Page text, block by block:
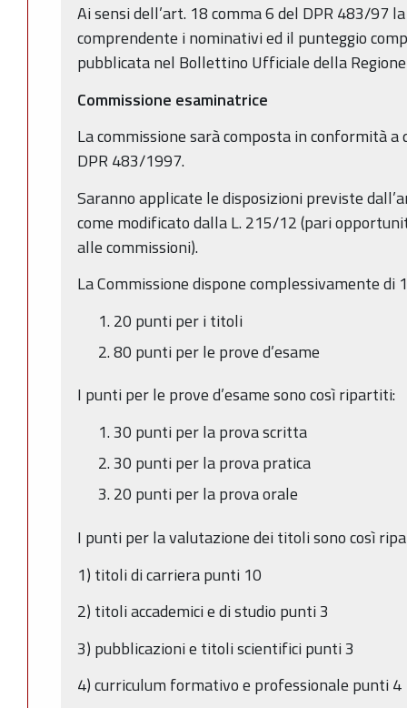
Ai sensi dell’art. 18 comma 6 del DPR 483/97
comprendente i nominativi ed il punteggio
pubblicata nel Bollettino Ufficiale della
Commissione esaminatrice
La commissione sarà composta in conformità
DPR 483/1997.
Saranno applicate le disposizioni previste
come modificato dalla L. 215/12 (pari
alle commissioni).
La Commissione dispone complessivamente
20 punti per i titoli
80 punti per le prove d’esame
I punti per le prove d’esame sono così ripartiti:
30 punti per la prova scritta
30 punti per la prova pratica
20 punti per la prova orale
I punti per la valutazione dei titoli sono così
1) titoli di carriera punti 10
2) titoli accademici e di studio punti 3
3) pubblicazioni e titoli scientifici punti 3
4) curriculum formativo e professionale punti 4